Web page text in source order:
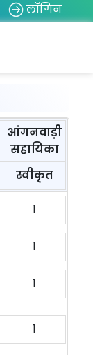
लॉगिन
आंगनवाड़ी
सहायिका
स्वीकृत
1
1
1
1